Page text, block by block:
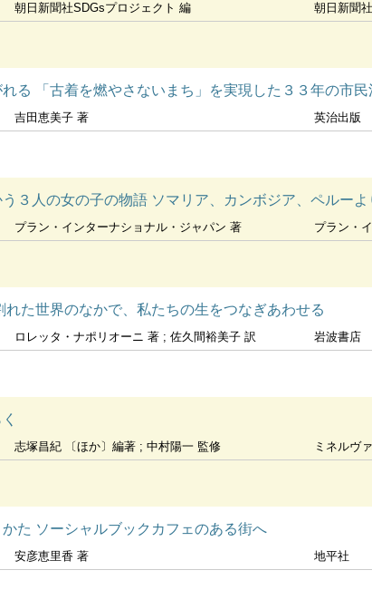
朝日新聞社SDGsプロジェクト 編 朝日新聞
る 「古着を燃やさないまち」を実現した３３年の市
吉田恵美子 著 英治出版
３人の女の子の物語 ソマリア、カンボジア、ペルー
プラン・インターナショナル・ジャパン 著 プラン・イ
れた世界のなかで、私たちの生をつなぎあわせる
ロレッタ・ナポリオーニ 著 ; 佐久間裕美子 訳 岩波書店
志塚昌紀 〔ほか〕編著 ; 中村陽一 監修 ミネルヴ
た ソーシャルブックカフェのある街へ
安彦恵里香 著 地平社